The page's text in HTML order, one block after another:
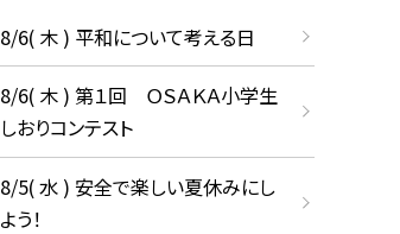
8/6( 木 ) 平和について考える日
8/6( 木 ) 第１回 ＯＳＡＫＡ小学生
しおりコンテスト
8/5( 水 ) 安全で楽しい夏休みにし
よう！